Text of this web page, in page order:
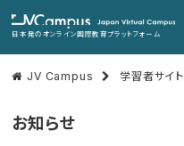
日本発のオンライン国際教育プラットフォーム
JV Campus 学習者サイト
お知らせ